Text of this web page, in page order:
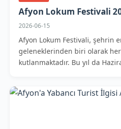
Afyon Lokum Festivali
2026-06-15
Afyon Lokum Festivali, şehrin
geleneklerinden biri olarak
kutlanmaktadır. Bu yıl da